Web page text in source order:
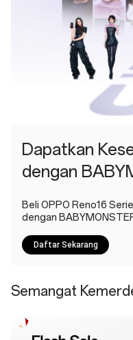
Dapatkan
dengan
Beli OPPO Reno16
dengan
Daftar Sekarang
Semangat